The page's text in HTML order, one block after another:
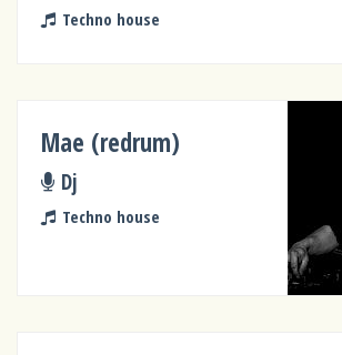
Techno house
Mae (redrum)
Dj
Techno house